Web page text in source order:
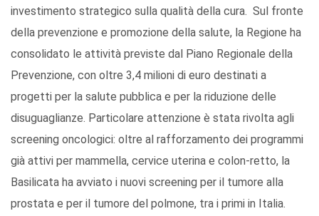
investimento strategico sulla qualità della cura. Sul fronte
della prevenzione e promozione della salute, la Regione ha
consolidato le attività previste dal Piano Regionale della
Prevenzione, con oltre 3,4 milioni di euro destinati a
progetti per la salute pubblica e per la riduzione delle
disuguaglianze. Particolare attenzione è stata rivolta agli
screening oncologici: oltre al rafforzamento dei programmi
già attivi per mammella, cervice uterina e colon-retto, la
Basilicata ha avviato i nuovi screening per il tumore alla
prostata e per il tumore del polmone, tra i primi in Italia.